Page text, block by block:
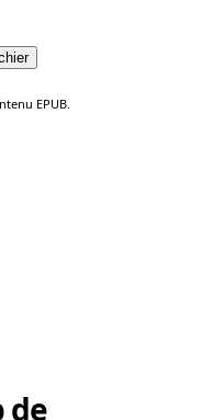
EPUB.
de